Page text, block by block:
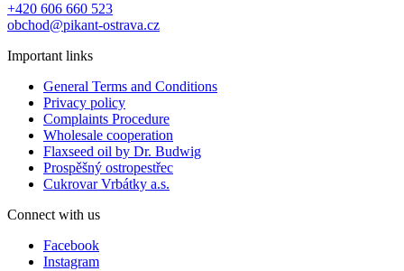
+420 606 660 523
obchod@pikant-ostrava.cz
Important links
General Terms and Conditions
Privacy policy
Complaints Procedure
Wholesale cooperation
Flaxseed oil by Dr. Budwig
Prospěšný ostropestřec
Cukrovar Vrbátky a.s.
Connect with us
Facebook
Instagram